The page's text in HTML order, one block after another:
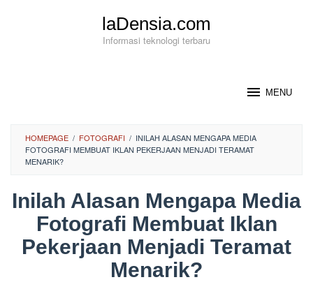
laDensia.com
Informasi teknologi terbaru
MENU
HOMEPAGE / FOTOGRAFI / INILAH ALASAN MENGAPA MEDIA
FOTOGRAFI MEMBUAT IKLAN PEKERJAAN MENJADI TERAMAT
MENARIK?
Inilah Alasan Mengapa Media
Fotografi Membuat Iklan
Pekerjaan Menjadi Teramat
Menarik?